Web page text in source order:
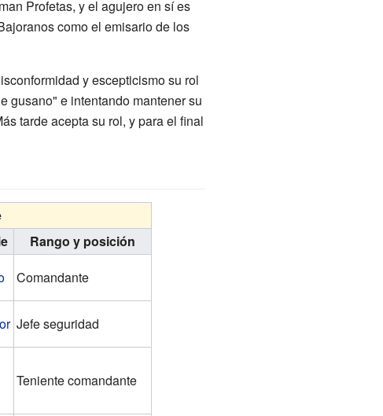
Profetas, y el agujero en sí es
como el emisario de los
y escepticismo su rol
gusano" e intentando mantener su
tarde acepta su rol, y para el final
Rango y posición
Comandante
Jefe seguridad
Teniente comandante